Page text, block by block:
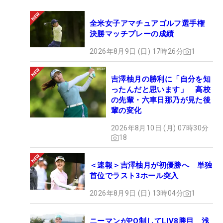
全米女子アマチュアゴルフ選手権
決勝マッチプレーの成績
2026年8月9日 (日) 17時26分 1
吉澤柚月の勝利に「自分を知
ったんだと思います」 高校
の先輩・六車日那乃が見た後
輩の変化
2026年8月10日 (月) 07時30分
18
＜速報＞吉澤柚月が初優勝へ 単独
首位でラスト3ホール突入
2026年8月9日 (日) 13時04分 1
ニーマンがPO制してLIV8勝目 浅